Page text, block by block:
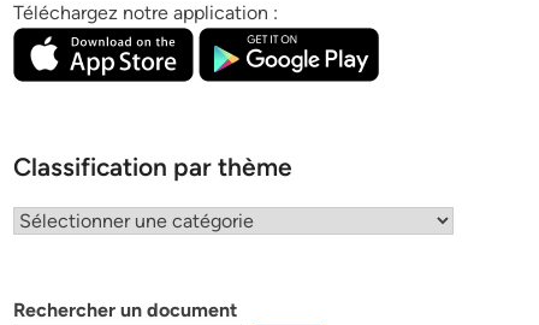
Téléchargez notre application :
Classification par thème
Classification
Rechercher un document